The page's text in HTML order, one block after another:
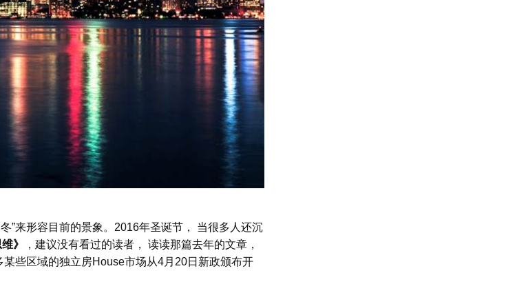
”来形容目前的景象。 2016年圣诞节， 当很多人还沉
维》
，建议没有看过的读者， 读读那篇去年的文章，
某些区域的独立房House市场从4月 20日新政颁布开